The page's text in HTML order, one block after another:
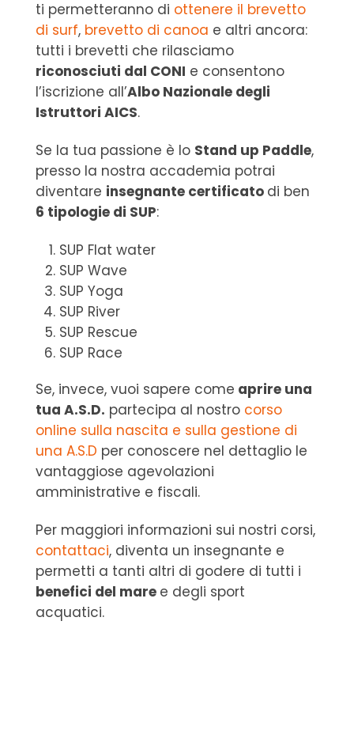
ti permetteranno di ottenere il brevetto
di surf, brevetto di canoa e altri ancora:
tutti i brevetti che rilasciamo
riconosciuti dal CONI e consentono
l’iscrizione all’Albo Nazionale degli
Istruttori AICS.
Se la tua passione è lo Stand up Paddle,
presso la nostra accademia potrai
diventare insegnante certificato di ben
6 tipologie di SUP:
SUP Flat water
SUP Wave
SUP Yoga
SUP River
SUP Rescue
SUP Race
Se, invece, vuoi sapere come aprire una
tua A.S.D. partecipa al nostro corso
online sulla nascita e sulla gestione di
una A.S.D per conoscere nel dettaglio le
vantaggiose agevolazioni
amministrative e fiscali.
Per maggiori informazioni sui nostri corsi,
contattaci, diventa un insegnante e
permetti a tanti altri di godere di tutti i
benefici del mare e degli sport
acquatici.